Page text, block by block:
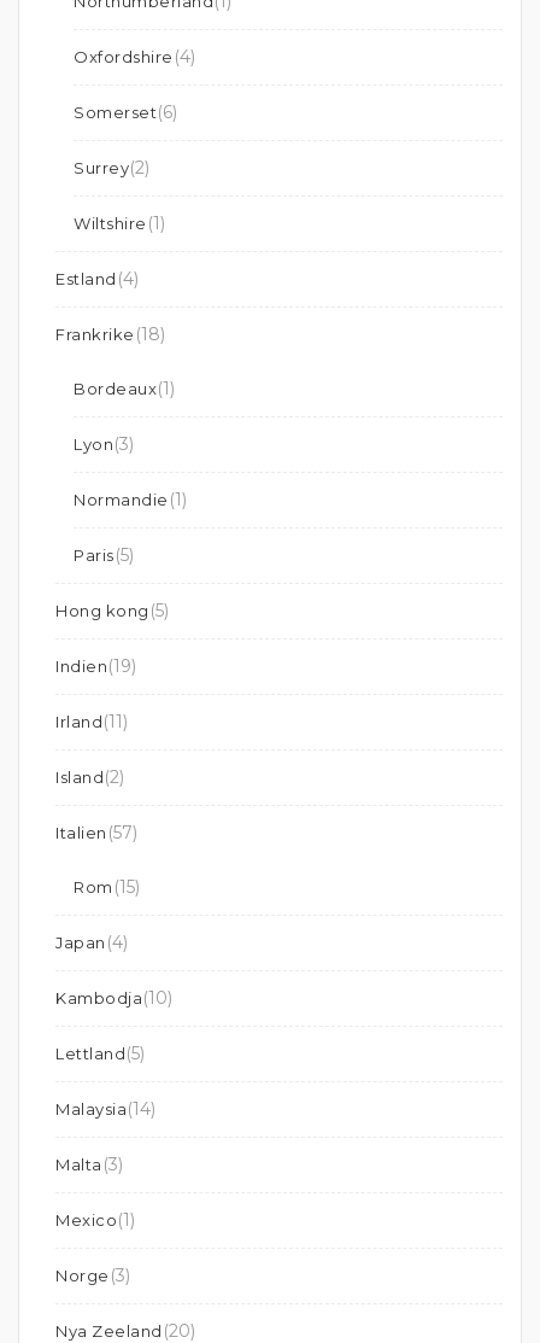
Oxfordshire (4)
Somerset(6)
Surrey(2)
Wiltshire (1)
Estland (4)
Frankrike (18)
Bordeaux(1)
Lyon(3)
Normandie (1)
Paris(5)
Hong kong (5)
Indien(19)
Irland(11)
Island(2)
Italien (57)
Rom (15)
Japan (4)
Kambodja(10)
Lettland(5)
Malaysia(14)
Malta (3)
Mexico(1)
Norge (3)
Nya Zeeland (20)